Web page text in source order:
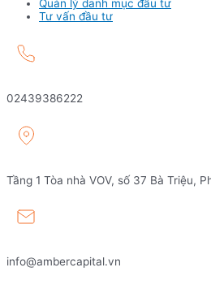
Quản lý danh mục đầu tư
Tư vấn đầu tư
02439386222
Tầng 1 Tòa nhà VOV, số 37 Bà Triệu,
info@ambercapital.vn